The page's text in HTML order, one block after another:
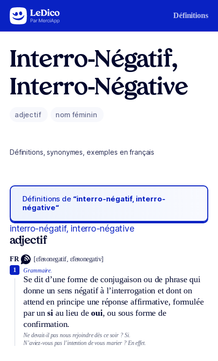
Aller au contenu Définitions
Interro-Négatif,
Interro-Négative
adjectif nom féminin
Définitions, synonymes, exemples en français
Définitions de “interro-négatif, interro-
négative“
interro-négatif, interro-négative
adjectif
FR [ɛ̃teʀonegatif, ɛ̃teʀonegativ]
Grammaire.
Se dit d’une forme de conjugaison ou de phrase qui
donne un sens négatif à l’interrogation et dont on
attend en principe une réponse affirmative, formulée
par unsi au lieu deoui, ou sous forme de
confirmation.
1
Ne devait-il pas nous rejoindre dès ce soir ? Si.
N’aviez-vous pas l’intention de vous marier ? En effet.